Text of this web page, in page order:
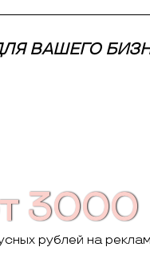
ВАШЕГО
3000
рублей на